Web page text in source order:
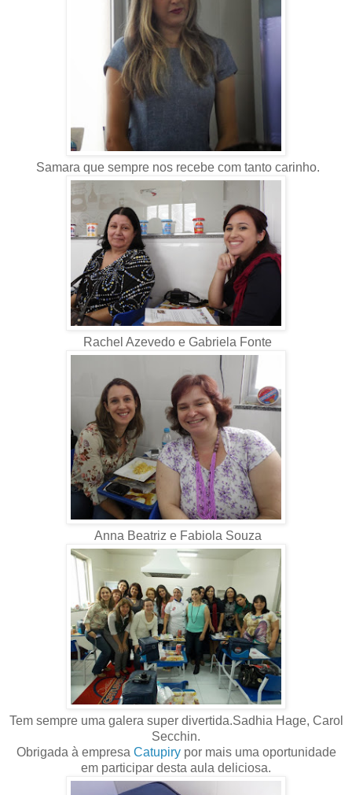
Samara que sempre nos recebe com tanto carinho.
Rachel Azevedo e Gabriela Fonte
Anna Beatriz e Fabiola Souza
Tem sempre uma galera super divertida.Sadhia Hage, Carol
Secchin.
Obrigada à empresa Catupirypor mais uma oportunidade
em participar desta aula deliciosa.